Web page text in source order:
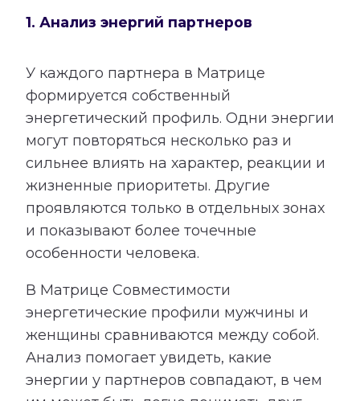
1. Анализ энергий партнеров
У каждого партнера в Матрице
формируется собственный
энергетический профиль. Одни энергии
могут повторяться несколько раз и
сильнее влиять на характер, реакции и
жизненные приоритеты. Другие
проявляются только в отдельных зонах
и показывают более точечные
особенности человека.
В Матрице Совместимости
энергетические профили мужчины и
женщины сравниваются между собой.
Анализ помогает увидеть, какие
энергии у партнеров совпадают, в чем